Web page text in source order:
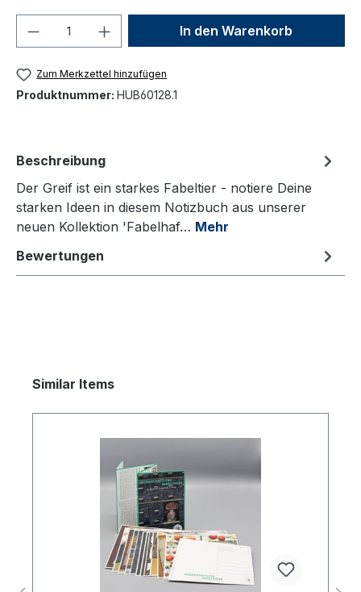
Produkt Anzahl: Gib denIn den Warenkorb
Zum Merkzettel hinzufügen
Produktnummer: HUB60128.1
Beschreibung
Der Greif ist ein starkes Fabeltier - notiere Deine
starken Ideen in diesem Notizbuch aus unserer
neuen Kollektion 'Fabelhaf… Mehr
Bewertungen
Produktgalerie überspringen
Similar Items